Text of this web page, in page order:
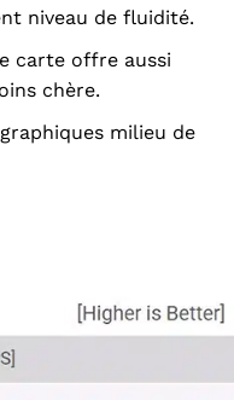
niveau de fluidité.
carte offre aussi
chère.
milieu de